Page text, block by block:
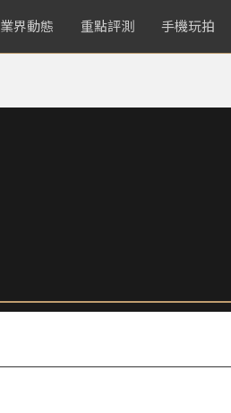
業界動態 重點評測 手機玩拍